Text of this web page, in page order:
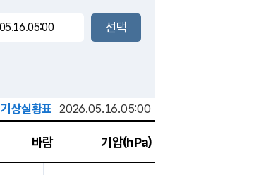
장호원
기상실황표 2026.05.16.05:00
바람 기압(hPa)